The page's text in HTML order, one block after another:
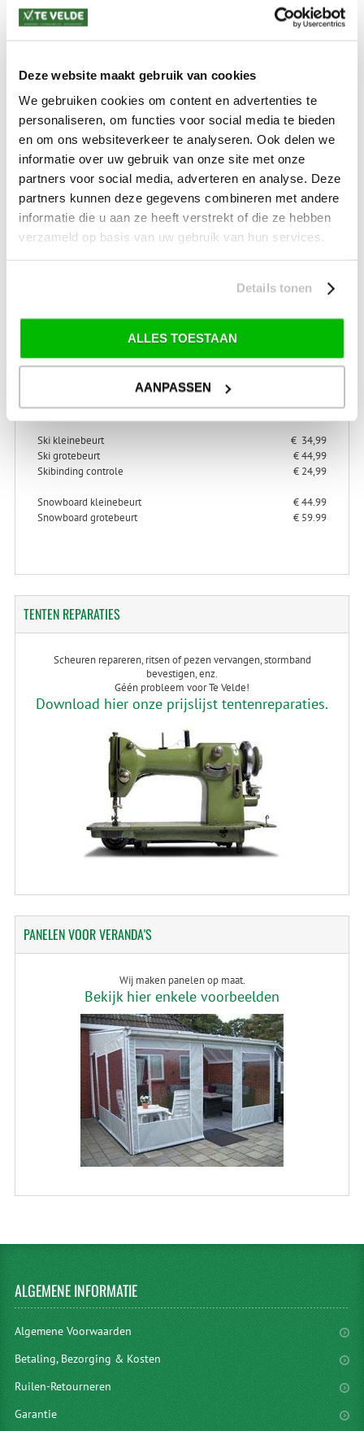
Deze website maakt gebruik van cookies
We gebruiken cookies om content en advertenties te
personaliseren, om functies voor social media te bieden
en om ons websiteverkeer te analyseren. Ook delen we
informatie over uw gebruik van onze site met onze
partners voor social media, adverteren en analyse. Deze
partners kunnen deze gegevens combineren met andere
informatie die u aan ze heeft verstrekt of die ze hebben
verzameld op basis van uw gebruik van hun services.
Details tonen
ALLES TOESTAAN
AANPASSEN
*) Voor grotere pakketverzendingen en bijzondere (buitenland) bestemmingen kunnen
Waar is ons bedrijf gevestigd?
Drentse Poort 7
Nieuw Buinen (Stadskanaal)
+31 (0) 599-613946
info@tevelde.nl
Schrijf je in voor onze nieuwsbrief!
ONDERHOUD
> Alles over ski- en snowboard onderhoud
Ski kleinebeurt
€ 34,99
Ski grotebeurt
€ 44,99
Skibinding controle
€ 24,99
Snowboard kleinebeurt
€ 44.99
Snowboard grotebeurt
€ 59.99
TENTENREPARATIES
Scheuren repareren, ritsen of pezen vervangen, stormband
bevestigen, enz.
Géén probleem voor Te Velde!
Download hier onze prijslijst tentenreparaties.
PANELENVOOR VERANDA'S
Wij maken panelen op maat.
Bekijk hier enkele voorbeelden
ALGEMENEINFORMATIE
Algemene Voorwaarden
Betaling, Bezorging & Kosten
Ruilen-Retourneren
Garantie